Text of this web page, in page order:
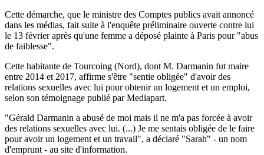
Cette démarche, que le ministre des Comptes publics avait annoncé
dans les médias, fait suite à l'enquête préliminaire ouverte contre lui
le 13 février après qu'une femme a déposé plainte à Paris pour "abus
de faiblesse".
Cette habitante de Tourcoing (Nord), dont M. Darmanin fut maire
entre 2014 et 2017, affirme s'être "sentie obligée" d'avoir des
relations sexuelles avec lui pour obtenir un logement et un emploi,
selon son témoignage publié par Mediapart.
"Gérald Darmanin a abusé de moi mais il ne m'a pas forcée à avoir
des relations sexuelles avec lui. (...) Je me sentais obligée de le faire
pour avoir un logement et un travail", a déclaré "Sarah" - un nom
d'emprunt - au site d'information.